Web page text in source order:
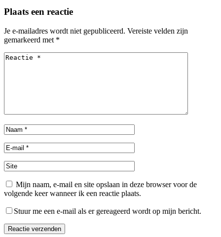
Plaats een reactie
Je e-mailadres wordt niet gepubliceerd. Vereiste velden zijn
gemarkeerd met *
Mijn naam, e-mail en site opslaan in deze browser voor de
volgende keer wanneer ik een reactie plaats.
Stuur me een e-mail als er gereageerd wordt op mijn bericht.
Reactie verzenden